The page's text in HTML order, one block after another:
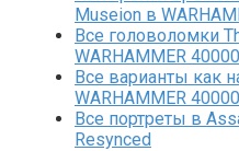
Museion в
Все головоломки
WARHAMMER
Все варианты как
WARHAMMER
Все портреты в
Resynced